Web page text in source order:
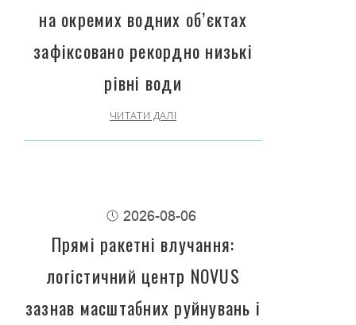
на окремих водних об’єктах
зафіксовано рекордно низькі
рівні води
ЧИТАТИ ДАЛІ
2026-08-06
Прямі ракетні влучання:
логістичний центр NOVUS
зазнав масштабних руйнувань і